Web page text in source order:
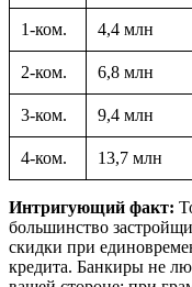
1-ком. 4,4 млн
2-ком. 6,8 млн
3-ком. 9,4 млн
4-ком. 13,7 млн
Интригующий факт:
большинство
скидки при
кредита. Банкиры не